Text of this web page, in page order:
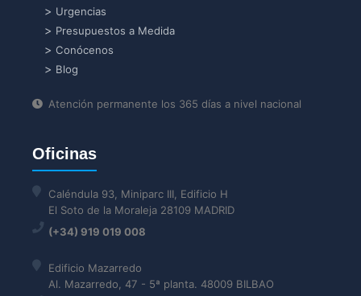
Urgencias
Presupuestos a Medida
Conócenos
Blog
Atención permanente los 365 días a nivel nacional
Oficinas
Caléndula 93, Miniparc III, Edificio H
El Soto de la Moraleja 28109 MADRID
(+34) 919 019 008
Edificio Mazarredo
Al. Mazarredo, 47 - 5ª planta. 48009 BILBAO